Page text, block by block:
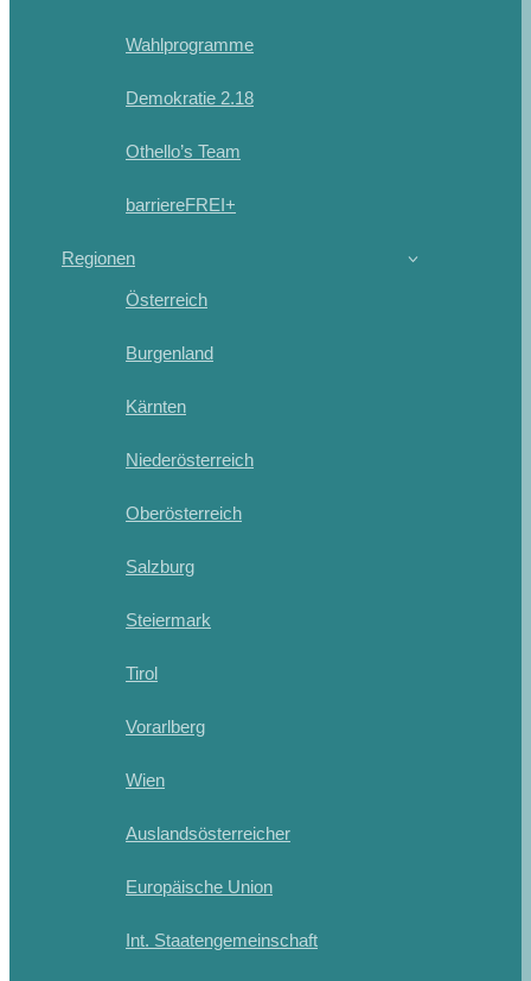
Wahlprogramme
Demokratie 2.18
Othello’s Team
barriereFREI+
Regionen
Österreich
Burgenland
Kärnten
Niederösterreich
Oberösterreich
Salzburg
Steiermark
Tirol
Vorarlberg
Wien
Auslandsösterreicher
Europäische Union
Int. Staatengemeinschaft